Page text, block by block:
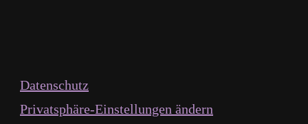
Datenschutz
Privatsphäre-Einstellungen ändern